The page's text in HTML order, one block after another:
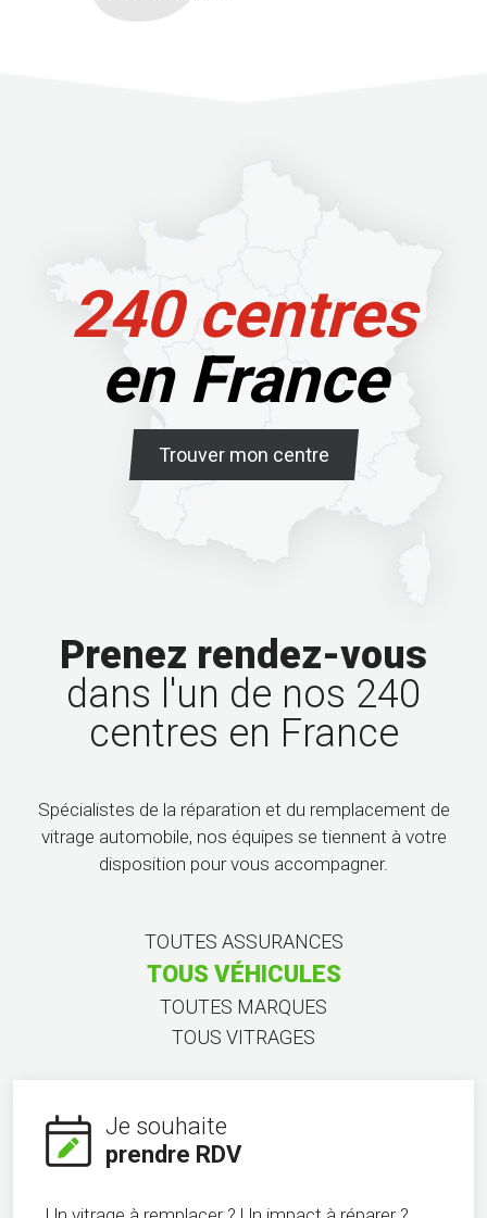
240 centres
en France
Trouver mon centre
Prenez rendez-vous
dans l'un de nos 240
centres en France
Spécialistes de la réparation et du remplacement de
vitrage automobile, nos équipes se tiennent à votre
disposition pour vous accompagner.
TOUTES ASSURANCES
TOUS VÉHICULES
TOUTES MARQUES
TOUS VITRAGES
Je souhaite
prendre RDV